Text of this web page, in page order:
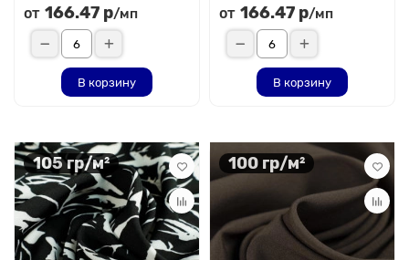
от 166.47 р/мп
В корзину
от 166.47 р/мп
В корзину
105 гр/м² 100 гр/м²